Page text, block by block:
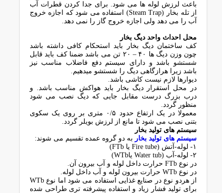
باعث لرزش لوله ها می شود. برای جدا کردن قطرات آب
از تله بخار (Steam Trap) استفاده می شود که اجازه خروج
آب را می دهد ولی اجازه خروج گاز را نمی دهد.
محل احداث واحد دیگ بخار
کف ساختمان دیگ بخار باید استحکام کافی داشته باشد
چون وزن دیگ ها ۴۰ – ۲۰ تن می باشد ضمنا کف باید قابل
شستشو باشد و دارای سیستم دفع فاضلاب مناسب نیز
باشد زیرا هرازگاهی دیگ را شستشو میدهیم.
دیوارها لازم نیست کاشی باشد.
در محل استقرار دیگ بخار باید هواکش مناسب باشد. و
درب بزرگ درست مقابل جایی که دیگ نصب می شود
منظور گردد.
معمولا در یک ارتفاع حدود ۰/۵ متری بر روی یک سکوی
بتنی نصب می شود تا مانع از لرزش بویلر گردد.
سیستم های تولید بخار
سیستم های تولید بخار به دو گروه عمده تقسیم می شوند:
۱- لوله-آتش (Fire tube یا FTb)
۲- لوله-آب (Water tub یاWTb)
در نوع FTb حرارت داخل لوله و آب بیرون آن.
در نوع WTb حرارت بیرون لوله و آب داخل لوله.
از هردو نوع در صنایع غذایی استفاده می شود اما نوع WTb
برای تولید فشار زیاد و استفاده پیشرفته تری طراحی شده